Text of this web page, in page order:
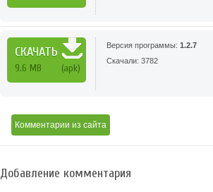
СКАЧАТЬ
9.6 MB (apk)
Версия программы: 1.2.7
Скачали: 3782
Комментарии из сайта
Добавление комментария